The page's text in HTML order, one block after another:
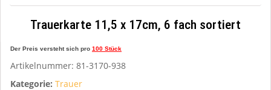
Trauerkarte 11,5 x 17cm, 6 fach sortiert
Der Preis versteht sich pro 100 Stück
Artikelnummer: 81-3170-938
Kategorie: Trauer